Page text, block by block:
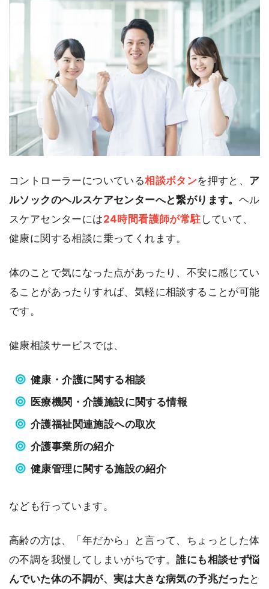
コントローラーについている相談ボタンを押すと、 ア
ルソックのヘルスケアセンターへと繋がります。 ヘル
スケアセンターには24時間看護師が常駐 していて、
健康に関する相談に乗ってくれます。
体のことで気になった点があったり、不安に感じてい
ることがあったりすれば、気軽に相談することが可能
です。
健康相談サービスでは、
健康・介護に関する相談
医療機関・介護施設に関する情報
介護福祉関連施設への取次
介護事業所の紹介
健康管理に関する施設の紹介
なども行っています。
高齢の方は、「年だから」と言って、ちょっとした体
の不調を我慢してしまいがちです。誰にも相談せず悩
んでいた体の不調が、実は大きな病気の予兆だった と